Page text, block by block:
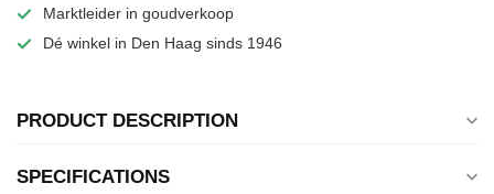
Marktleider in goudverkoop
Dé winkel in Den Haag sinds 1946
PRODUCT DESCRIPTION
SPECIFICATIONS